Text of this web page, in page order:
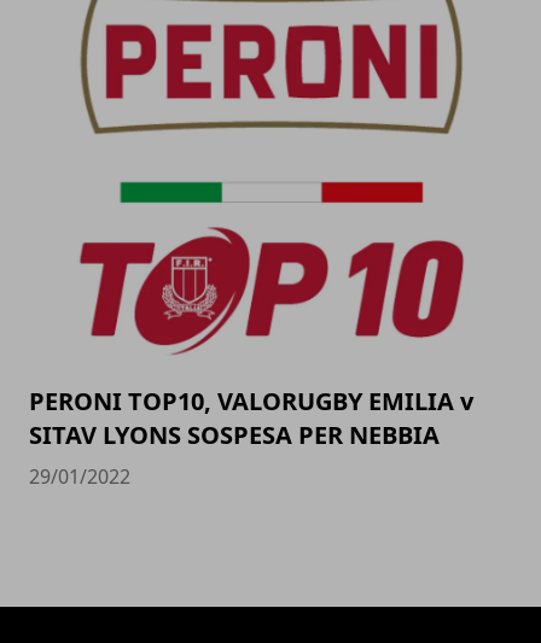
PERONI TOP10, VALORUGBY EMILIA v
SITAV LYONS SOSPESA PER NEBBIA
29/01/2022